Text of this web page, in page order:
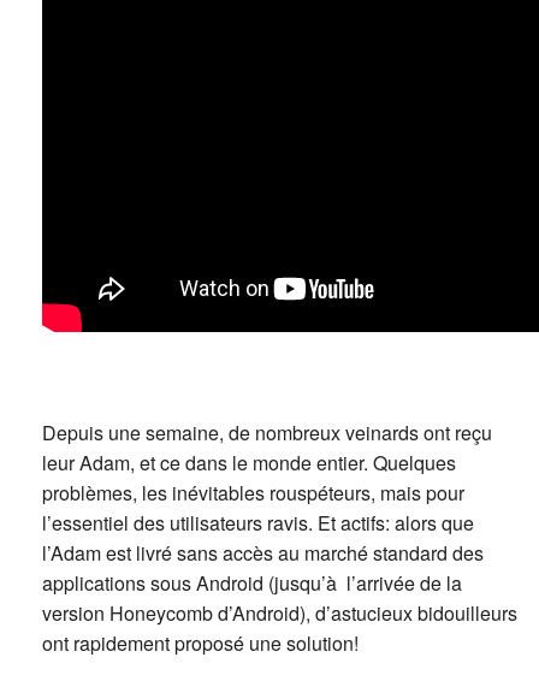
Depuis une semaine, de nombreux veinards ont reçu
leur Adam, et ce dans le monde entier. Quelques
problèmes, les inévitables rouspéteurs, mais pour
l’essentiel des utilisateurs ravis. Et actifs: alors que
l’Adam est livré sans accès au marché standard des
applications sous Android (jusqu’à l’arrivée de la
version Honeycomb d’Android), d’astucieux bidouilleurs
ont rapidement proposé une solution!